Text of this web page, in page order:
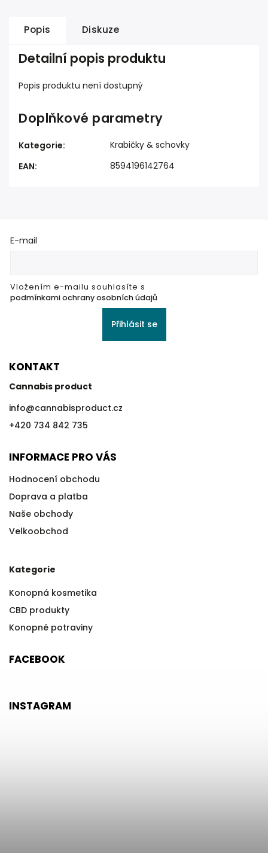
Popis Diskuze
Detailní popis produktu
Popis produktu není dostupný
Doplňkové parametry
Kategorie:
Krabičky & schovky
EAN: 8594196142764
E-mail
Vložením e-mailu souhlasíte s
podmínkami ochrany osobních údajů
Přihlásit se
KONTAKT
Cannabis product
info@cannabisproduct.cz
+420 734 842 735
INFORMACE PRO VÁS
Hodnocení obchodu
Doprava a platba
Naše obchody
Velkoobchod
Kategorie
Konopná kosmetika
CBD produkty
Konopné potraviny
FACEBOOK
INSTAGRAM